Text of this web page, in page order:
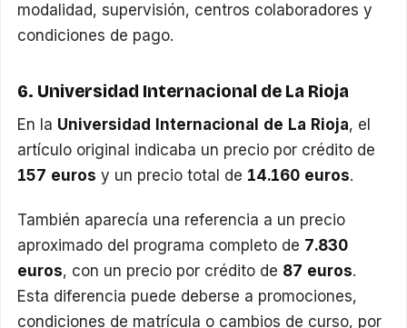
modalidad, supervisión, centros colaboradores y
condiciones de pago.
6. Universidad Internacional de La Rioja
En la Universidad Internacional de La Rioja, el
artículo original indicaba un precio por crédito de
157 euros y un precio total de 14.160 euros.
También aparecía una referencia a un precio
aproximado del programa completo de 7.830
euros, con un precio por crédito de 87 euros.
Esta diferencia puede deberse a promociones,
condiciones de matrícula o cambios de curso, por